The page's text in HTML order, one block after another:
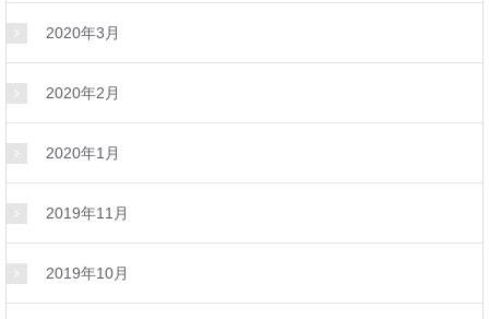
2020年3月
2020年2月
2020年1月
2019年11月
2019年10月